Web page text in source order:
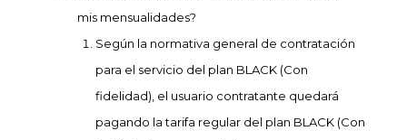
mis mensualidades?
Según la normativa general de contratación
para el servicio del plan BLACK (Con
fidelidad), el usuario contratante quedará
pagando la tarifa regular del plan BLACK (Con